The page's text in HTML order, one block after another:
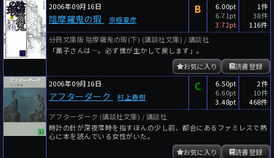
2006年09月16日
陰摩羅鬼の瑕 京極夏彦
B
6.00pt
6.71pt
3.72pt
1件
38件
116件
分冊文庫版 陰摩羅鬼の瑕(下) (講談社文庫) / 講談社
「薫子さんは―。必ず僕が生かして戻します」。
読書登録
お気に入り
2006年09月16日
アフターダーク 村上春樹
C
6.50pt
6.60pt
3.48pt
2件
10件
468件
アフターダーク (講談社文庫) / 講談社
時計の針が深夜零時を指すほんの少し前、都会にあるファミレスで熱
心に本を読んでいる女性がいた。
読書登録
お気に入り